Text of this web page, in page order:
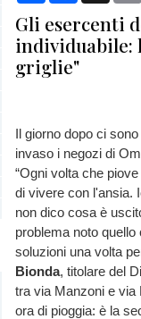
Gli esercenti
individuabile:
griglie"
Il giorno dopo ci
invaso i negozi di
“Ogni volta che
di vivere con l'ansia.
non dico cosa è
problema noto
soluzioni una volta
Bionda, titolare del
tra via Manzoni e via
ora di pioggia: è la